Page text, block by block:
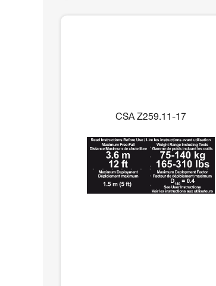
CSA Z259.11-17